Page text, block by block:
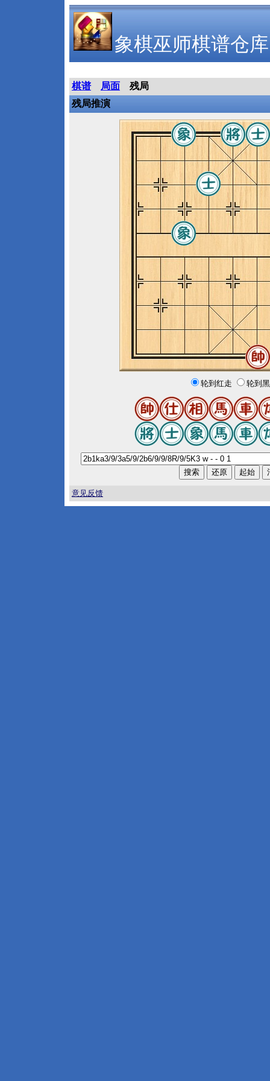
象棋巫师棋谱仓库
棋谱 局面
残局
残局推演
轮到红走 轮到
意见反馈